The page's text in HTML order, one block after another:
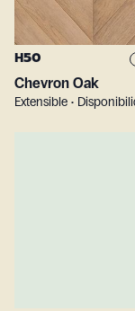
H50
Chevron Oak
Extensible •